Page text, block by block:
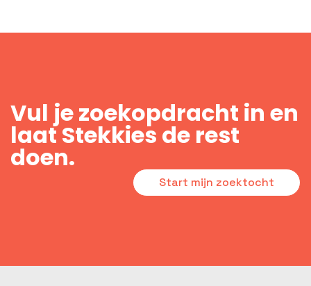
Vul je zoekopdracht in en
laat Stekkies de rest
doen.
Start mijn zoektocht